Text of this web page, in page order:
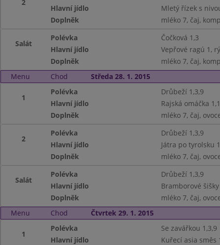
2
Hlavní jídlo
Mletý řízek s
Doplněk
mléko 7, čaj,
Salát
Polévka
Čočková 1,3
Hlavní jídlo
Vepřové ragú 1,
Doplněk
mléko 7, čaj,
Menu
Chod Středa 28. 1. 2015
1
Polévka
Drůbeží 1,3,9
Hlavní jídlo
Rajská omáčka
Doplněk
mléko 7, čaj,
2
Polévka
Drůbeží 1,3,9
Hlavní jídlo
Játra po tyrolsku
Doplněk
mléko 7, čaj,
Salát
Polévka
Drůbeží 1,3,9
Hlavní jídlo
Bramborové
Doplněk
mléko 7, čaj,
Menu
Chod Čtvrtek 29. 1. 2015
1
Polévka
Se zavářkou 1,3,9
Hlavní jídlo
Kuřecí asia směs